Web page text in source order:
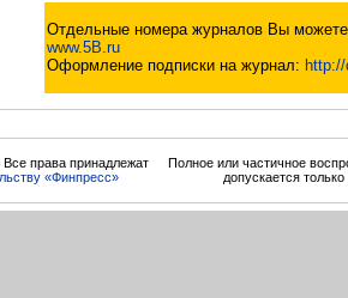
Отдельные номера журналов Вы можете
www.5B.ru
Оформление подписки на журнал:
права принадлежат
«Финпресс»
Полное или частичное
допускается